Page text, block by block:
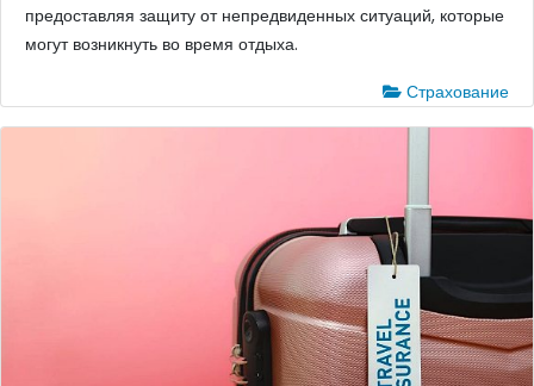
предоставляя защиту от непредвиденных ситуаций, которые
могут возникнуть во время отдыха.
Страхование